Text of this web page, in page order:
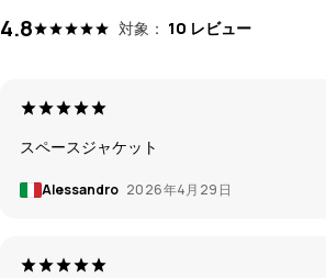
4.8 対象： 10 レビュー
スペースジャケット
Alessandro 2026年4月29日